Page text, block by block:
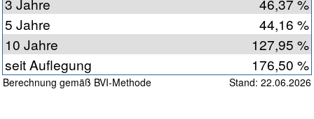
3 Jahre
46,37 %
5 Jahre
44,16 %
10 Jahre
127,95 %
seit Auflegung
176,50 %
Berechnung gemäß BVI-Methode Stand: 22.06.2026